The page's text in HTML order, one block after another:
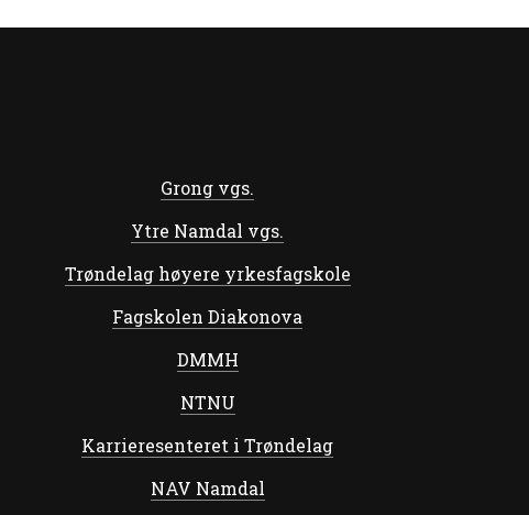
Grong vgs.
Ytre Namdal vgs.
Trøndelag høyere yrkesfagskole
Fagskolen Diakonova
DMMH
NTNU
Karrieresenteret i Trøndelag
NAV Namdal